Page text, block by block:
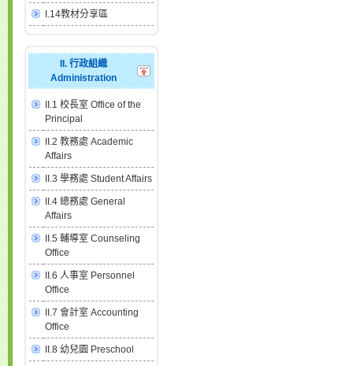
I.14教材分享區
II. 行政組織
Administration
II.1 校長室 Office of the
Principal
II.2 教務處 Academic
Affairs
II.3 學務處 Student Affairs
II.4 總務處 General
Affairs
II.5 輔導室 Counseling
Office
II.6 人事室 Personnel
Office
II.7 會計室 Accounting
Office
II.8 幼兒園 Preschool